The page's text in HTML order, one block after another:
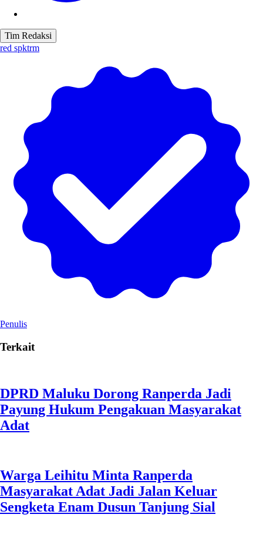
Tim Redaksi
red spktrm
Penulis
Terkait
DPRD Maluku Dorong Ranperda Jadi
Payung Hukum Pengakuan Masyarakat
Adat
Warga Leihitu Minta Ranperda
Masyarakat Adat Jadi Jalan Keluar
Sengketa Enam Dusun Tanjung Sial